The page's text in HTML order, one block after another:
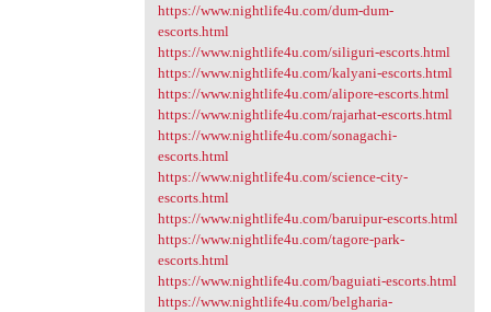
https://www.nightlife4u.com/dum-dum-
escorts.html
https://www.nightlife4u.com/siliguri-escorts.html
https://www.nightlife4u.com/kalyani-escorts.html
https://www.nightlife4u.com/alipore-escorts.html
https://www.nightlife4u.com/rajarhat-escorts.html
https://www.nightlife4u.com/sonagachi-
escorts.html
https://www.nightlife4u.com/science-city-
escorts.html
https://www.nightlife4u.com/baruipur-escorts.html
https://www.nightlife4u.com/tagore-park-
escorts.html
https://www.nightlife4u.com/baguiati-escorts.html
https://www.nightlife4u.com/belgharia-